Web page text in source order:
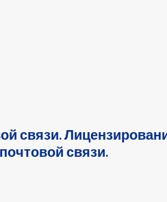
связи.
связи.